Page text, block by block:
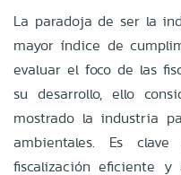
La paradoja de ser la
mayor índice de
evaluar el foco de las
su desarrollo, ello
mostrado la industria
ambientales. Es
fiscalización eficiente